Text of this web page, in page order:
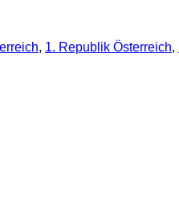
, 1. Republik Österreich,